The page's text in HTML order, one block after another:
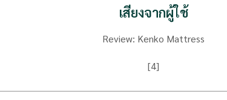
เสียงจากผู้ใช้
Review: Kenko Mattress
[4]